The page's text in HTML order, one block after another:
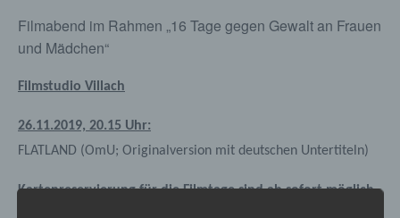
U
Filmabend im Rahmen „16 Tage gegen Gewalt an Frauen
und Mädchen“
Filmstudio Villach
26.11.2019, 20.15 Uhr:
FLATLAND (OmU; Originalversion mit deutschen Untertiteln)
Kartenreservierung für die Filmtage sind ab sofort möglich.